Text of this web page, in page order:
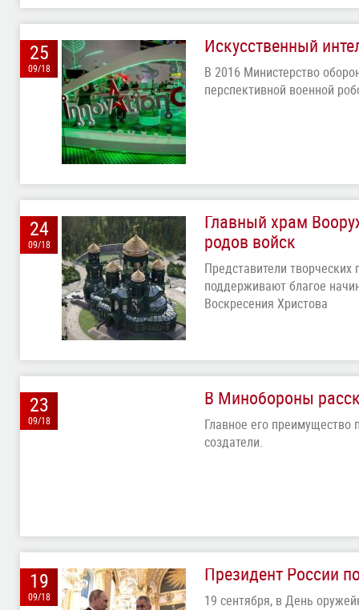
25
09/18
Искусственный
В 2016 Министерство
перспективной военной
24
09/18
Главный храм
родов войск
Представители
поддерживают благое
Воскресения Христова
23
09/18
В Минобороны
Главное его преимущество
создатели.
19
09/18
Президент России
19 сентября, в День